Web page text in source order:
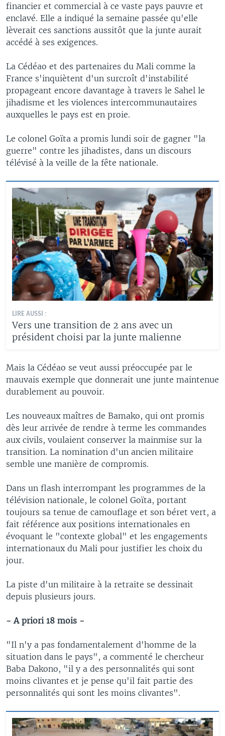
financier et commercial à ce vaste pays pauvre et
enclavé. Elle a indiqué la semaine passée qu'elle
lèverait ces sanctions aussitôt que la junte aurait
accédé à ses exigences.
La Cédéao et des partenaires du Mali comme la
France s'inquiètent d'un surcroît d'instabilité
propageant encore davantage à travers le Sahel le
jihadisme et les violences intercommunautaires
auxquelles le pays est en proie.
Le colonel Goïta a promis lundi soir de gagner "la
guerre" contre les jihadistes, dans un discours
télévisé à la veille de la fête nationale.
LIRE AUSSI :
Vers une transition de 2 ans avec un
président choisi par la junte malienne
Mais la Cédéao se veut aussi préoccupée par le
mauvais exemple que donnerait une junte maintenue
durablement au pouvoir.
Les nouveaux maîtres de Bamako, qui ont promis
dès leur arrivée de rendre à terme les commandes
aux civils, voulaient conserver la mainmise sur la
transition. La nomination d'un ancien militaire
semble une manière de compromis.
Dans un flash interrompant les programmes de la
télévision nationale, le colonel Goïta, portant
toujours sa tenue de camouflage et son béret vert, a
fait référence aux positions internationales en
évoquant le "contexte global" et les engagements
internationaux du Mali pour justifier les choix du
jour.
La piste d'un militaire à la retraite se dessinait
depuis plusieurs jours.
- A priori 18 mois -
"Il n'y a pas fondamentalement d'homme de la
situation dans le pays", a commenté le chercheur
Baba Dakono, "il y a des personnalités qui sont
moins clivantes et je pense qu'il fait partie des
personnalités qui sont les moins clivantes".